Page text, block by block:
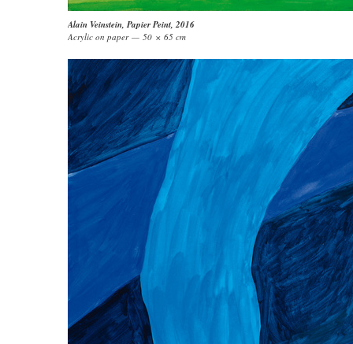
Alain Veinstein, Papier Peint, 2016
Acrylic on paper — 50 × 65 cm